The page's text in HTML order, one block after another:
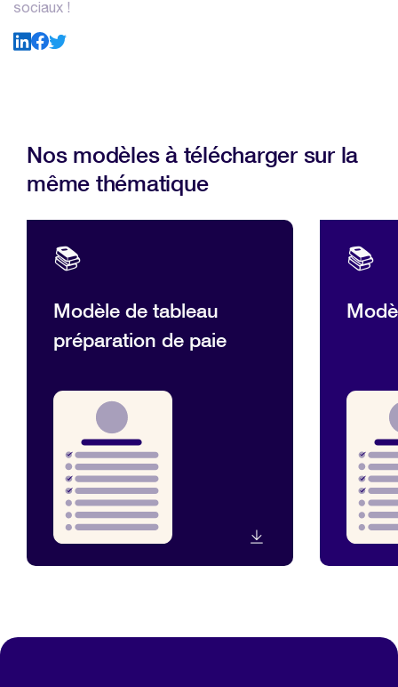
sociaux !
Nos modèles à télécharger sur la
même thématique
📚
Modèle de tableau
préparation de paie
📚